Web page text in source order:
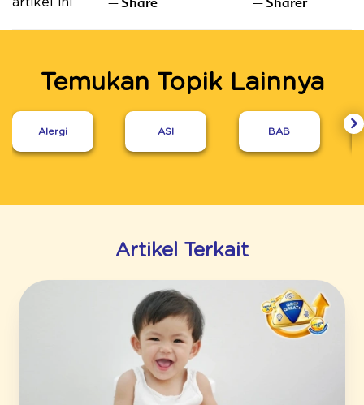
Temukan Topik Lainnya
Alergi ASI BAB
Artikel Terkait